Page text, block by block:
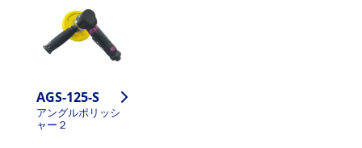
AGS-125-S
アングルポリッシ
ャー２